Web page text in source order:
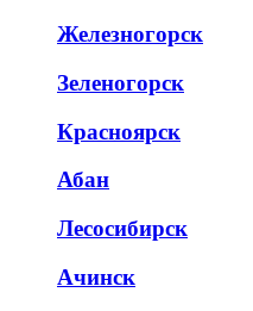
Железногорск
Зеленогорск
Красноярск
Абан
Лесосибирск
Ачинск